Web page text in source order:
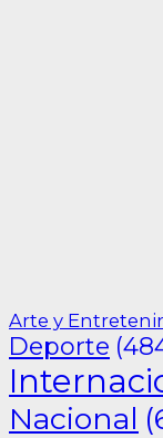
Arte y
Deporte
Nacional